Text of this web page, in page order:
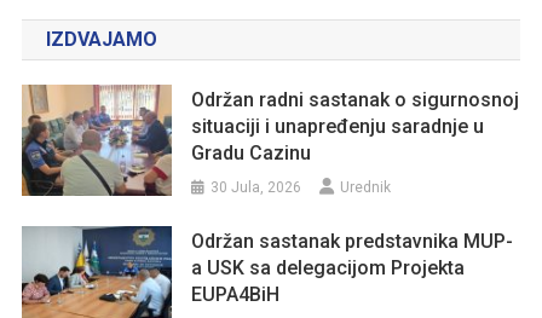
IZDVAJAMO
Održan radni sastanak o sigurnosnoj
situaciji i unapređenju saradnje u
Gradu Cazinu
30 Jula, 2026 Urednik
Održan sastanak predstavnika MUP-
a USK sa delegacijom Projekta
EUPA4BiH